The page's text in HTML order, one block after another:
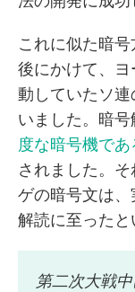
これに似た暗
後にかけて、
動していたソ
いました。暗
度な暗号機で
されました。
ゲの暗号文は
解読に至ったと
第二次大戦